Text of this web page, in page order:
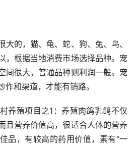
大的，猫、龟、蛇、狗、兔、鸟、
，根据当地消费市场选择品种。宠
间很大，普通品种则利润一般。宠
和渠道，才能有销路。
养殖项目之1：养殖肉鸽乳鸽不仅
且营养价值高，很适合人体的营养
品，有较高的药用价值，素有“一